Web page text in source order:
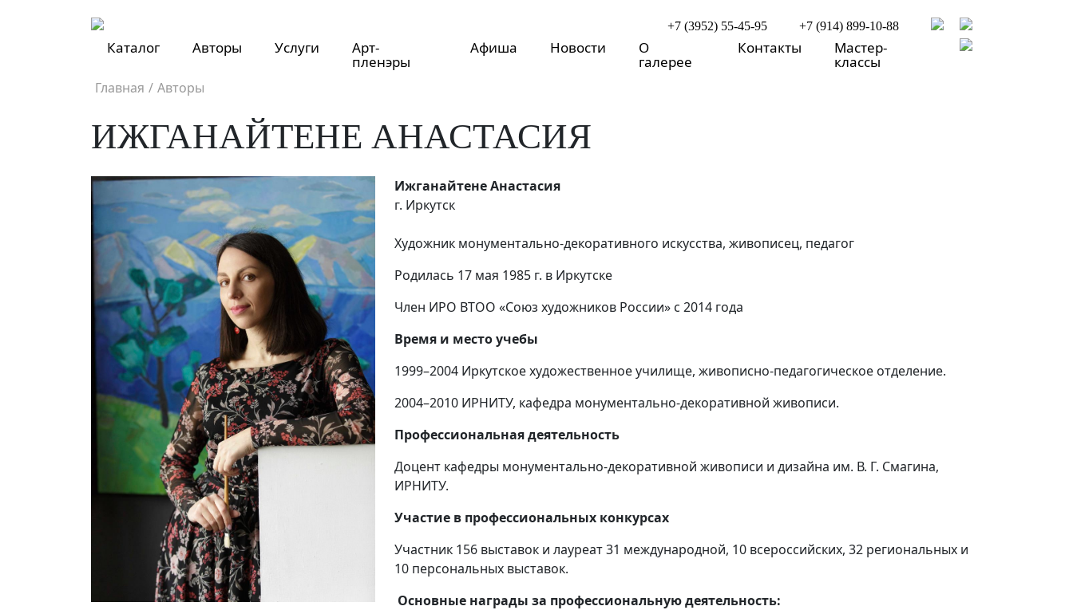
+7 (3952) 55-45-95 +7 (914) 899-10-88
Каталог Авторы Услуги Арт-
пленэры
Афиша Новости О
галерее
Контакты Мастер-
классы
Главная / Авторы
ИЖГАНАЙТЕНЕ АНАСТАСИЯ
Ижганайтене Анастасия
г. Иркутск
Художник монументально-декоративного искусства, живописец, педагог
Родилась 17 мая 1985 г. в Иркутске
Член ИРО ВТОО «Союз художников России» с 2014 года
Время и место учебы
1999–2004 Иркутское художественное училище, живописно-педагогическое отделение.
2004–2010 ИРНИТУ, кафедра монументально-декоративной живописи.
Профессиональная деятельность
Доцент кафедры монументально-декоративной живописи и дизайна им. В. Г. Смагина,
ИРНИТУ.
Участие в профессиональных конкурсах
Участник 156 выставок и лауреат 31 международной, 10 всероссийских, 32 региональных и
10 персональных выставок.
Основные награды за профессиональную деятельность: